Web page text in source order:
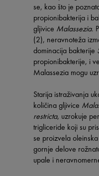
se, kao što je
propionibakterija i
gljivice Malassezia.
(2), neravnoteža
dominacija bakterije
propionibakterije, i
Malassezia mogu
Starija istraživanja
količina gljivice
restricta, uzrokuje
trigliceride koji su
se proizvela
gornje delove
upale i